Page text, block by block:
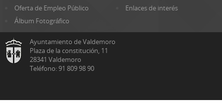
Oferta de Empleo Público
Enlaces de interés
Álbum Fotográfico
Ayuntamiento de Valdemoro
Plaza de la constitución, 11
28341 Valdemoro
Teléfono: 91 809 98 90